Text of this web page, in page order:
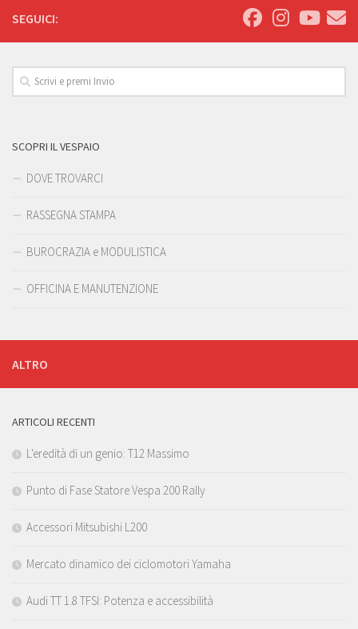
SEGUICI:
SCOPRI IL VESPAIO
DOVE TROVARCI
RASSEGNA STAMPA
BUROCRAZIA e MODULISTICA
OFFICINA E MANUTENZIONE
ALTRO
ARTICOLI RECENTI
L'eredità di un genio: T12 Massimo
Punto di Fase Statore Vespa 200 Rally
Accessori Mitsubishi L200
Mercato dinamico dei ciclomotori Yamaha
Audi TT 1.8 TFSI: Potenza e accessibilità